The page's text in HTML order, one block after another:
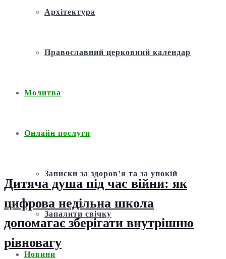
Архітектура
Православний церковний календар
Молитва
Онлайн послуги
Записки за здоров’я та за упокій
Запалити свічку
Новини
Дитяча душа під час війни: як
цифрова недільна школа
допомагає зберігати внутрішню
рівновагу